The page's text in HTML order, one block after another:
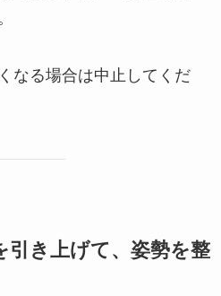
なる場合は中止してくだ
き上げて、姿勢を整